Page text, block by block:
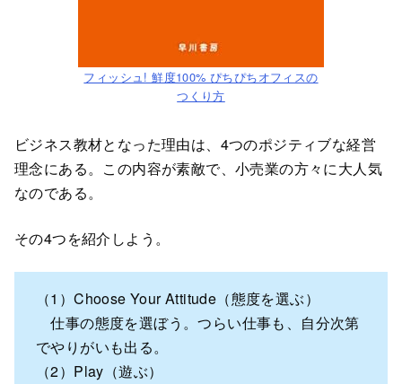
フィッシュ! 鮮度100% ぴちぴちオフィスの
つくり方
ビジネス教材となった理由は、4つのポジティブな経営
理念にある。この内容が素敵で、小売業の方々に大人気
なのである。
その4つを紹介しよう。
（1）Choose Your Attitude（態度を選ぶ）
仕事の態度を選ぼう。つらい仕事も、自分次第
でやりがいも出る。
（2）Play（遊ぶ）